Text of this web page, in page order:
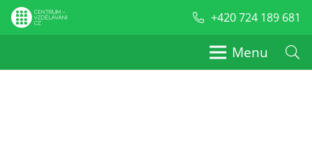
+420 724 189 681
Menu